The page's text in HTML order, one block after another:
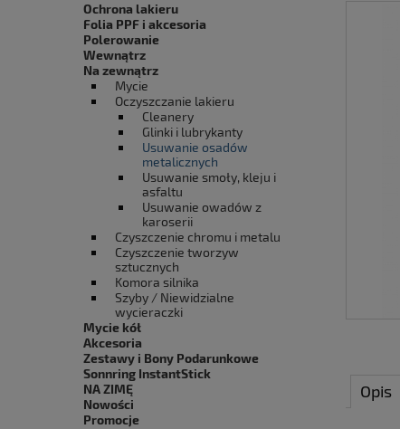
Ochrona lakieru
Folia PPF i akcesoria
Polerowanie
Wewnątrz
Na zewnątrz
Mycie
Oczyszczanie lakieru
Cleanery
Glinki i lubrykanty
Usuwanie osadów
metalicznych
Usuwanie smoły, kleju i
asfaltu
Usuwanie owadów z
karoserii
Czyszczenie chromu i metalu
Czyszczenie tworzyw
sztucznych
Komora silnika
Szyby / Niewidzialne
wycieraczki
Mycie kół
Akcesoria
Zestawy i Bony Podarunkowe
Sonnring InstantStick
NA ZIMĘ
Nowości
Promocje
Opis